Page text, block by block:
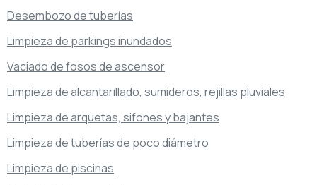
Desembozo de tuberías
Limpieza de parkings inundados
Vaciado de fosos de ascensor
Limpieza de alcantarillado, sumideros, rejillas pluviales
Limpieza de arquetas, sifones y bajantes
Limpieza de tuberías de poco diámetro
Limpieza de piscinas